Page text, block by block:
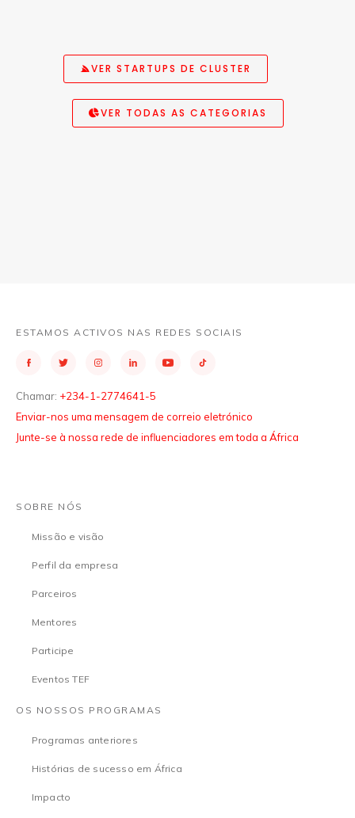
VER STARTUPS DE CLUSTER
VER TODAS AS CATEGORIAS
ESTAMOS ACTIVOS NAS REDES SOCIAIS
Chamar: +234-1-2774641-5
Enviar-nos uma mensagem de correio eletrónico
Junte-se à nossa rede de influenciadores em toda a África
SOBRE NÓS
Missão e visão
Perfil da empresa
Parceiros
Mentores
Participe
Eventos TEF
OS NOSSOS PROGRAMAS
Programas anteriores
Histórias de sucesso em África
Impacto